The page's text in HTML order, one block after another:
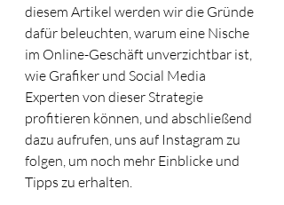
diesem Artikel werden wir die Gründe
dafür beleuchten, warum eine Nische
im Online-Geschäft unverzichtbar ist,
wie Grafiker und Social Media
Experten von dieser Strategie
profitieren können, und abschließend
dazu aufrufen, uns auf Instagram zu
folgen, um noch mehr Einblicke und
Tipps zu erhalten.